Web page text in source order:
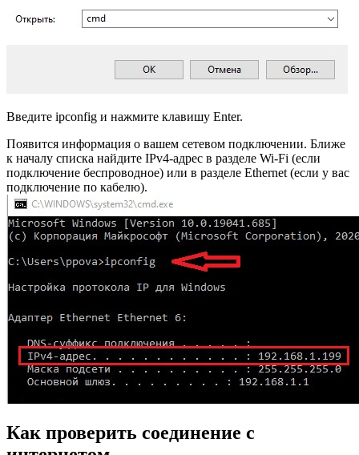
Введите ipconfig и нажмите клавишу Enter.
Появится информация о вашем сетевом подключении. Ближе
к началу списка найдите IPv4-адрес в разделе Wi-Fi (если
подключение беспроводное) или в разделе Ethernet (если у вас
подключение по кабелю).
Как проверить соединение с